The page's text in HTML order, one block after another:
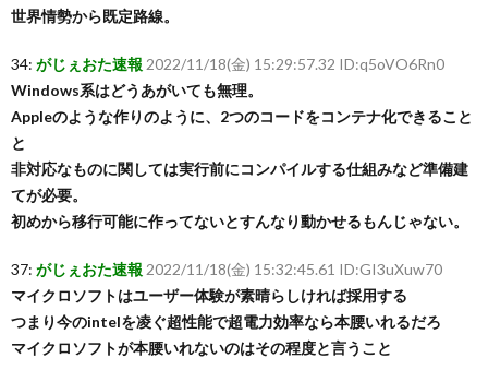
世界情勢から既定路線。
34: がじぇおた速報 2022/11/18(金) 15:29:57.32 ID:q5oVO6Rn0
Windows系はどうあがいても無理。
Appleのような作りのように、2つのコードをコンテナ化できること
と
非対応なものに関しては実行前にコンパイルする仕組みなど準備建
てが必要。
初めから移行可能に作ってないとすんなり動かせるもんじゃない。
37: がじぇおた速報 2022/11/18(金) 15:32:45.61 ID:GI3uXuw70
マイクロソフトはユーザー体験が素晴らしければ採用する
つまり今のintelを凌ぐ超性能で超電力効率なら本腰いれるだろ
マイクロソフトが本腰いれないのはその程度と言うこと